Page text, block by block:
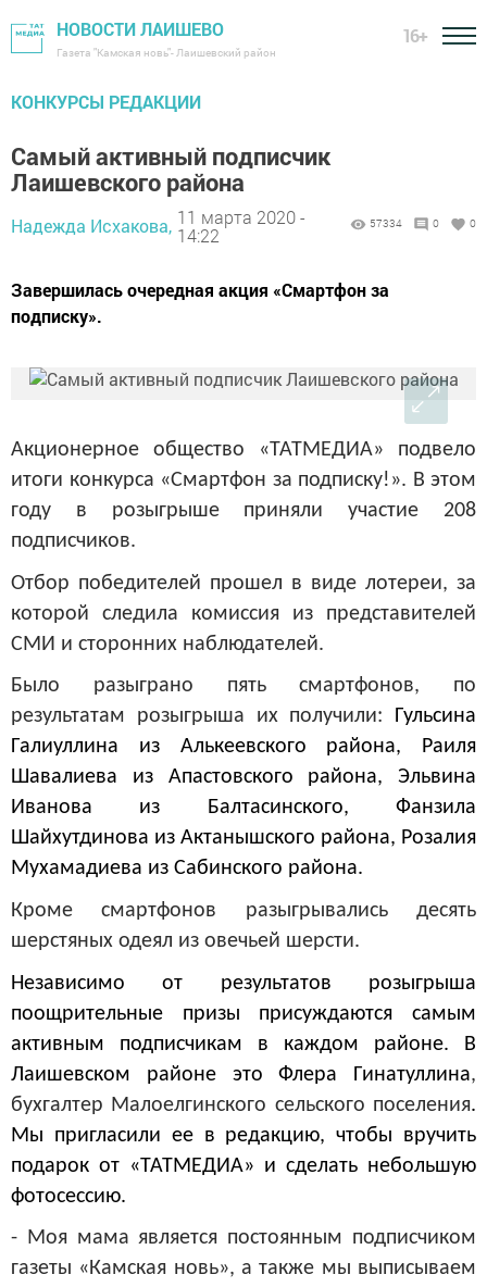
НОВОСТИ ЛАИШЕВО
Газета "Камская новь"- Лаишевский район
16+
КОНКУРСЫ РЕДАКЦИИ
Самый активный подписчик
Лаишевского района
Надежда Исхакова, 11 марта 2020 -
14:22
57334 0 0
Завершилась очередная акция «Смартфон за
подписку».
Акционерное общество «ТАТМЕДИА» подвело
итоги конкурса «Смартфон за подписку!». В этом
году в розыгрыше приняли участие 208
подписчиков.
Отбор победителей прошел в виде лотереи, за
которой следила комиссия из представителей
СМИ и сторонних наблюдателей.
Было разыграно пять смартфонов, по
результатам розыгрыша их получили: Гульсина
Галиуллина из Алькеевского района, Раиля
Шавалиева из Апастовского района, Эльвина
Иванова из Балтасинского, Фанзила
Шайхутдинова из Актанышского района, Розалия
Мухамадиева из Сабинского района.
Кроме смартфонов разыгрывались десять
шерстяных одеял из овечьей шерсти.
Независимо от результатов розыгрыша
поощрительные призы присуждаются самым
активным подписчикам в каждом районе. В
Лаишевском районе это Флера Гинатуллина,
бухгалтер Малоелгинского сельского поселения.
Мы пригласили ее в редакцию, чтобы вручить
подарок от «ТАТМЕДИА» и сделать небольшую
фотосессию.
- Моя мама является постоянным подписчиком
газеты «Камская новь», а также мы выписываем